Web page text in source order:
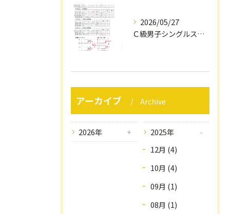
2026/05/27
Ｃ級男子シングルスリーグ戦結果（５/２４）
アーカイブ Archive
2026年
2025年
12月 (4)
10月 (4)
09月 (1)
08月 (1)